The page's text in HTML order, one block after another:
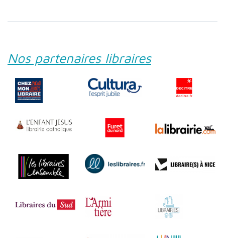
Nos partenaires libraires